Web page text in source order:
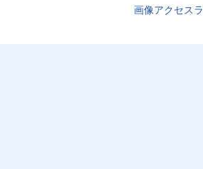
画像アクセス